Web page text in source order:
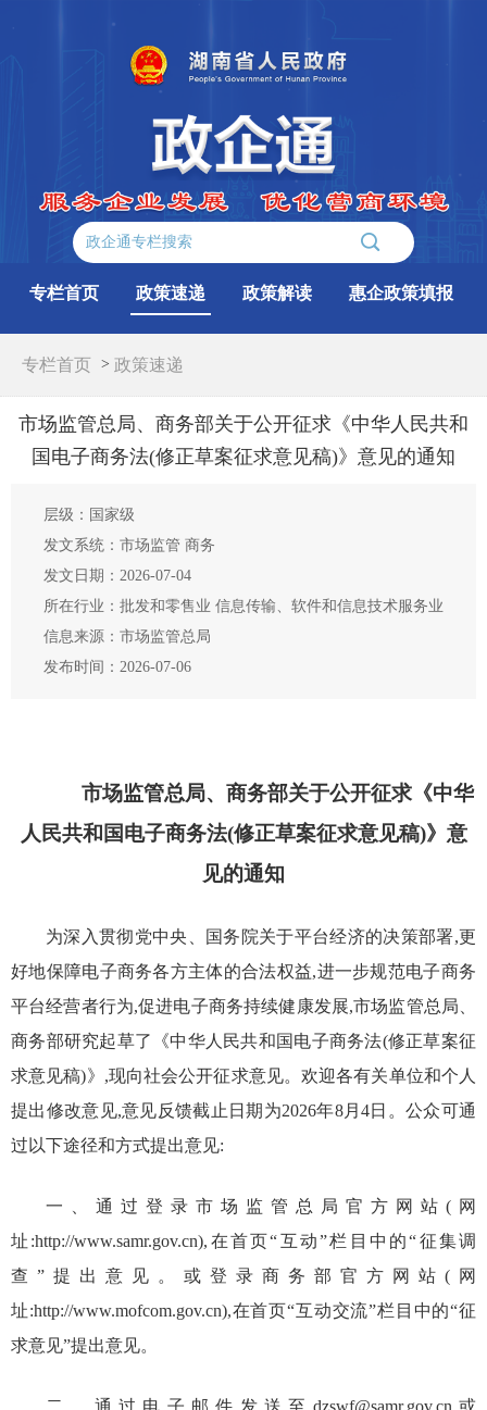
专栏首页 政策速递 政策解读 惠企政策填报
专栏首页 > 政策速递
市场监管总局、商务部关于公开征求《中华人民共和
国电子商务法(修正草案征求意见稿)》意见的通知
层级：国家级
发文系统：市场监管 商务
发文日期：2026-07-04
所在行业：批发和零售业 信息传输、软件和信息技术服务业
信息来源：市场监管总局
发布时间：2026-07-06
市场监管总局、商务部关于公开征求 《中华
人民共和国电子商务法(修正草案征求意见稿)》意
见的通知
为深入贯彻党中央、国务院关于平台经济的决策部署,更
好地保障电子商务各方主体的合法权益,进一步规范电子商务
平台经营者行为,促进电子商务持续健康发展,市场监管总局、
商务部研究起草了《中华人民共和国电子商务法(修正草案征
求意见稿)》,现向社会公开征求意见。欢迎各有关单位和个人
提出修改意见,意见反馈截止日期为2026年8月4日。公众可通
过以下途径和方式提出意见:
一、通过登录市场监管总局官方网站(网
址:http://www.samr.gov.cn),在首页“互动”栏目中的“征集调
查”提出意见。或登录商务部官方网站(网
址:http://www.mofcom.gov.cn),在首页“互动交流”栏目中的“征
求意见”提出意见。